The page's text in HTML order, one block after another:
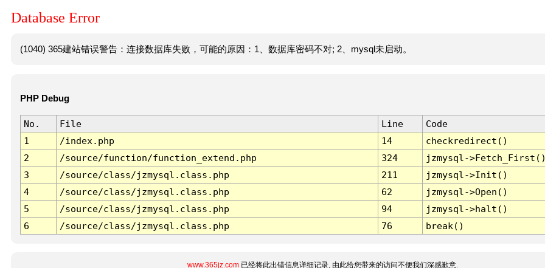
Database Error
(1040) 365建站错误警告：连接数据库失败，可能的原因：1、数据库密码不对; 2、mysql未启动。
PHP Debug
No. File Line
Code
1
/index.php 14
checkredirect()
2
/source/function/function_extend.php 324
jzmysql-
3
/source/class/jzmysql.class.php 211
jzmysql->Init()
4
/source/class/jzmysql.class.php 62
jzmysql->Open()
5
/source/class/jzmysql.class.php 94
jzmysql->halt()
6
/source/class/jzmysql.class.php 76 break()
www.365jz.com已经将此出错信息详细记录, 由此给您带来的访问不便我们深感歉意.